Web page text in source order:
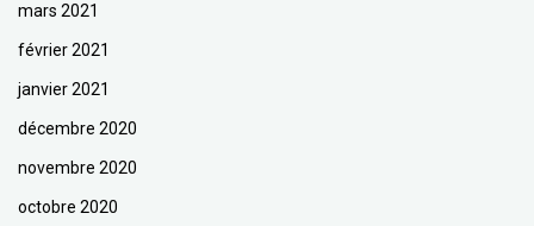
mars 2021
février 2021
janvier 2021
décembre 2020
novembre 2020
octobre 2020